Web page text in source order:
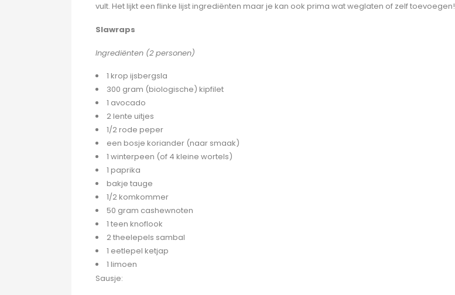
vult. Het lijkt een flinke lijst ingrediënten maar je kan ook prima wat weglaten of zelf toevoegen!
Slawraps
Ingrediënten (2 personen)
1 krop ijsbergsla
300 gram (biologische) kipfilet
1 avocado
2 lente uitjes
1/2 rode peper
een bosje koriander (naar smaak)
1 winterpeen (of 4 kleine wortels)
1 paprika
bakje tauge
1/2 komkommer
50 gram cashewnoten
1 teen knoflook
2 theelepels sambal
1 eetlepel ketjap
1 limoen
Sausje: